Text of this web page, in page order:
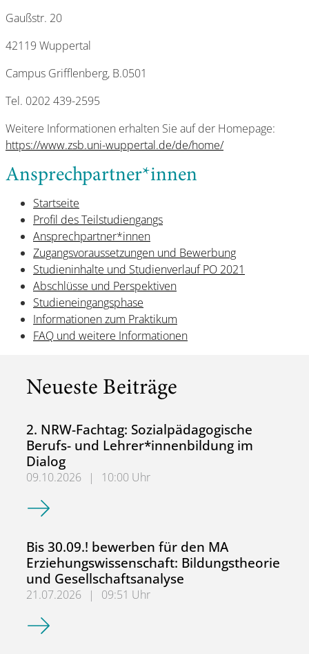
Gaußstr. 20
42119 Wuppertal
Campus Grifflenberg, B.0501
Tel. 0202 439-2595
Weitere Informationen erhalten Sie auf der Homepage:
https://www.zsb.uni-wuppertal.de/de/home/
Ansprechpartner*innen
Startseite
Profil des Teilstudiengangs
Ansprechpartner*innen
Zugangsvoraussetzungen und Bewerbung
Studieninhalte und Studienverlauf PO 2021
Abschlüsse und Perspektiven
Studieneingangsphase
Informationen zum Praktikum
FAQ und weitere Informationen
Neueste Beiträge
2. NRW-Fachtag: Sozialpädagogische
Berufs- und Lehrer*innenbildung im
Dialog
09.10.2026 |
10:00 Uhr
2. NRW-Fachtag: Sozialpädagogische Berufs- und
Bis 30.09.! bewerben für den MA
Erziehungswissenschaft: Bildungstheorie
und Gesellschaftsanalyse
21.07.2026 |
09:51 Uhr
Bis 30.09.! bewerben für den MA